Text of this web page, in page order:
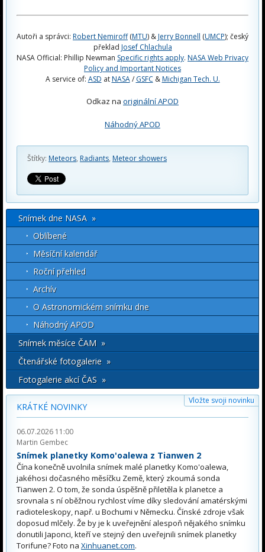
Autoři a správci: Robert Nemiroff(MTU) &Jerry Bonnell (UMCP); český
překlad Josef Chlachula
NASA Official: Phillip Newman Specific rights apply. NASA Web Privacy
Policy and Important Notices
A service of: ASD atNASA/ GSFC &Michigan Tech. U.
Odkaz na originální APOD
Náhodný APOD
Štítky: Meteors, Radiants, Meteor showers
Snímek dne NASA »
Oblíbené
Měsíční kalendář
Roční přehled
Archív
O Astronomickém snímku dne
Náhodný APOD
Snímek měsíce ČAM »
Čtenářské fotogalerie »
Fotogalerie akcí ČAS »
Vložte svoji novinku
KRÁTKÉ NOVINKY
06.07.2026 11:00
Martin Gembec
Snímek planetky Komo'oalewa z Tianwen 2
Čína konečně uvolnila snímek malé planetky Komo'oalewa,
jakéhosi dočasného měsíčku Země, který zkoumá sonda
Tianwen 2. O tom, že sonda úspěšně přiletěla k planetce a
srovnala s ní oběžnou rychlost víme díky sledování amatérskými
radioteleskopy, např. u Bochumi v Německu. Čínské zdroje však
doposud mlčely. Že by je k uveřejnění alespoň nějakého snímku
donutili Japonci, kteří ve stejný den uveřejnili snímek planetky
Torifune? Foto na Xinhuanet.com.